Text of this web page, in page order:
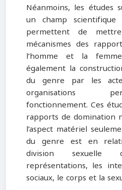
Néanmoins, les
un champ scientifique
permettent de
mécanismes des
l’homme et la
également la
du genre par les
organisations
fonctionnement. Ces
rapports de domination
l’aspect matériel
du genre est en
division
représentations, les
sociaux, le corps et la